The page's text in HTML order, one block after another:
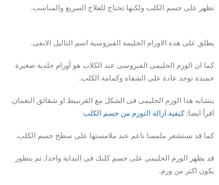
تظهر على جسم الكلب ولكنها تحتاج للعلاج السريع والمناسب.
يطلق على هذه الاورام الحليمة الفيروسية اسم الثاليل الانفى.
كما ان الورم الحليمى الفيروسى عند الكلاب هو أورام جلدية صغيرة
حميدة توجد عادة على الشفاه وكمامة الكلب.
يتشابه هذا الورم الحليمى فى الشكل مع القرنبيط او شقائق النعمان.
اقرأ ايضا:كيفية ازالة التورم من جسم الكلب
كما قد تستشعر ملمسا ناعم عند ملامستها على سطح جسم الكلب.
قد يظهر الورم الحليمى على جسم كلبك فى البداية واحدا, ثم يتطور
يكون اكثر من ورم.